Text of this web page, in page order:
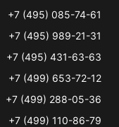
+7 (495) 085-74-61
+7 (495) 989-21-31
+7 (495) 431-63-63
+7 (499) 653-72-12
+7 (499) 288-05-36
+7 (499) 110-86-79